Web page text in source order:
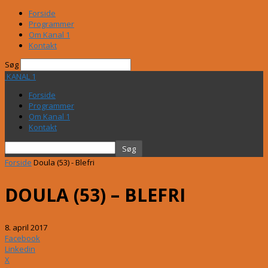
Forside
Programmer
Om Kanal 1
Kontakt
Søg
KANAL 1
Forside
Programmer
Om Kanal 1
Kontakt
Forside Doula (53) - Blefri
DOULA (53) – BLEFRI
8. april 2017
Facebook
Linkedin
X